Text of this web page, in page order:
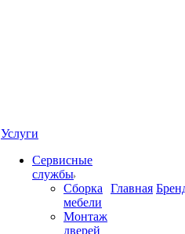
Услуги
Сервисные
службы
Сборка
мебели
Монтаж
дверей
Главная